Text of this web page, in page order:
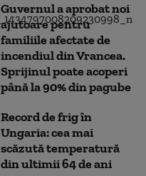
Guvernul a aprobat noi
ajutoare pentru
familiile afectate de
incendiul din Vrancea.
Sprijinul poate acoperi
până la 90% din pagube
Record de frig în
Ungaria: cea mai
scăzută temperatură
din ultimii 64 de ani